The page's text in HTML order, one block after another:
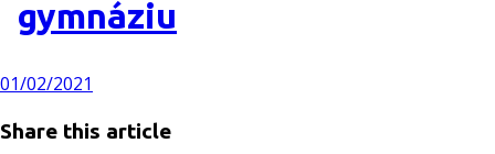
gymnáziu
01/02/2021
Share this article